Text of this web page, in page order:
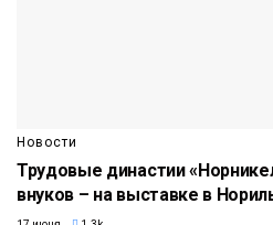
Новости
Трудовые династии
внуков – на выставке в